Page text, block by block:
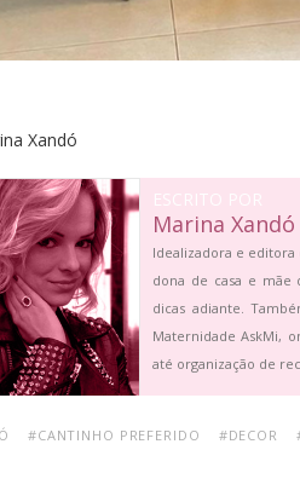
Xandó
ESCRITO POR
Marina Xandó
Idealizadora e editora
dona de casa e mãe
dicas adiante.
Maternidade AskMi,
até organização de
#CANTINHO PREFERIDO #DECOR